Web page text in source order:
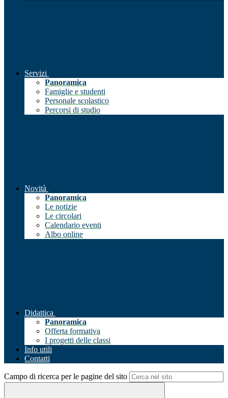
Servizi
Panoramica
Famiglie e studenti
Personale scolastico
Percorsi di studio
Novità
Panoramica
Le notizie
Le circolari
Calendario eventi
Albo online
Didattica
Panoramica
Offerta formativa
I progetti delle classi
Info utili
Contatti
Campo di ricerca per le pagine del sito